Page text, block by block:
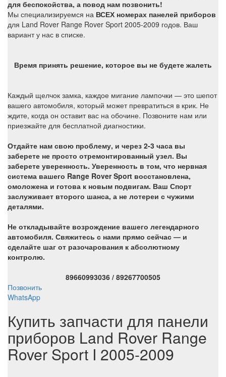
для беспокойства, а повод нам позвонить!
Мы специализируемся на ВСЕХ номерах панелей приборов
для Land Rover Range Rover Sport 2005-2009 годов. Ваш
вариант у нас в списке.
Время принять решение, которое вы не будете жалеть
Каждый щелчок замка, каждое мигание лампочки — это шепот
вашего автомобиля, который может превратиться в крик. Не
ждите, когда он оставит вас на обочине. Позвоните нам или
приезжайте для бесплатной диагностики.
Отдайте нам свою проблему, и через 2-3 часа вы
заберете не просто отремонтированный узел. Вы
заберете уверенность. Уверенность в том, что нервная
система вашего Range Rover Sport восстановлена,
омоложена и готова к новым подвигам. Ваш Спорт
заслуживает второго шанса, а не лотереи с чужими
деталями.
Не откладывайте возрождение вашего легендарного
автомобиля. Свяжитесь с нами прямо сейчас — и
сделайте шаг от разочарования к абсолютному
контролю.
89660993036 / 89267700505
Позвонить
WhatsApp
Купить запчасти для панели
приборов Land Rover Range
Rover Sport I 2005-2009